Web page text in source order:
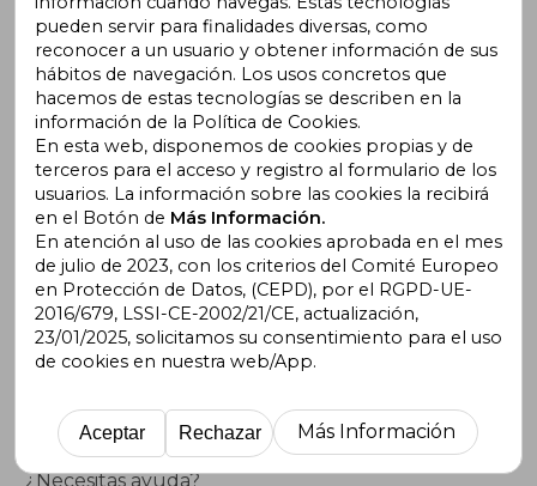
Suscríbete para recibir ofertas y
promociones
¿Necesitas ayuda?
pueden servir para finalidades diversas, como
reconocer a un usuario y obtener información de sus
hábitos de navegación. Los usos concretos que
hacemos de estas tecnologías se describen en la
información de la Política de Cookies.
En esta web, disponemos de cookies propias y de
terceros para el acceso y registro al formulario de los
usuarios. La información sobre las cookies la recibirá
en el Botón de Más Información.
En atención al uso de las cookies aprobada en el mes
de julio de 2023, con los criterios del Comité Europeo
en Protección de Datos, (CEPD), por el RGPD-UE-
2016/679, LSSI-CE-2002/21/CE, actualización,
23/01/2025, solicitamos su consentimiento para el uso
de cookies en nuestra web/App.
Aceptar Rechazar Más Información